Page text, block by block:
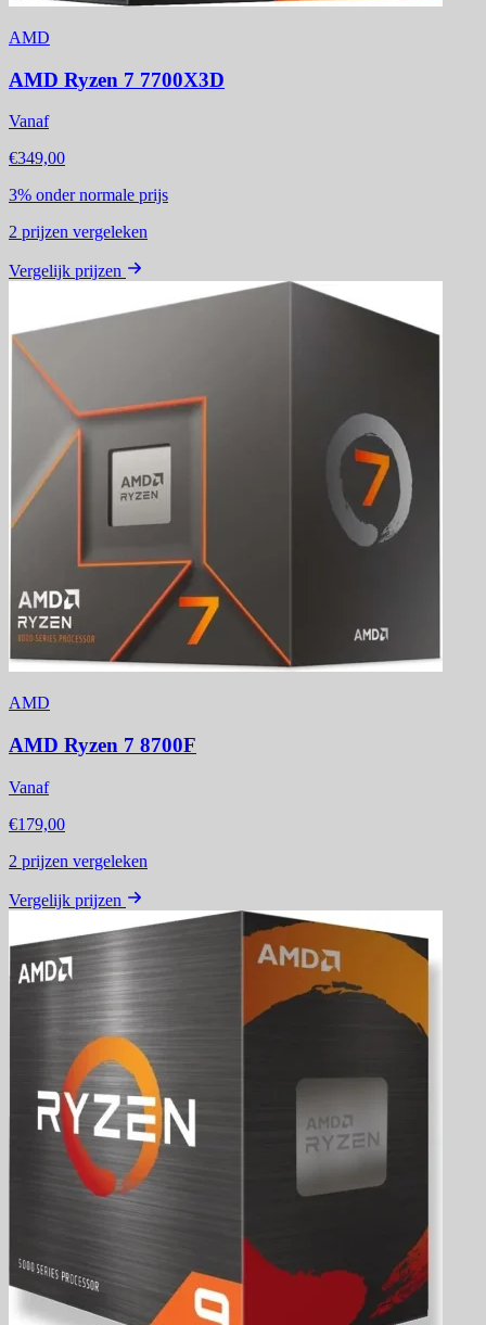
AMD
AMD Ryzen 7 7700X3D
Vanaf
€349,00
3% onder normale prijs
2 prijzen vergeleken
Vergelijk prijzen
AMD
AMD Ryzen 7 8700F
Vanaf
€179,00
2 prijzen vergeleken
Vergelijk prijzen